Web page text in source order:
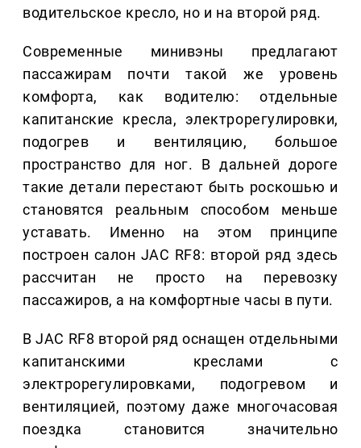
водительское кресло, но и на второй ряд.
Современные минивэны предлагают
пассажирам почти такой же уровень
комфорта, как водителю: отдельные
капитанские кресла, электрорегулировки,
подогрев и вентиляцию, большое
пространство для ног. В дальней дороге
такие детали перестают быть роскошью и
становятся реальным способом меньше
уставать. Именно на этом принципе
построен салон JAC RF8: второй ряд здесь
рассчитан не просто на перевозку
пассажиров, а на комфортные часы в пути.
В JAC RF8 второй ряд оснащен отдельными
капитанскими креслами с
электрорегулировками, подогревом и
вентиляцией, поэтому даже многочасовая
поездка становится значительно